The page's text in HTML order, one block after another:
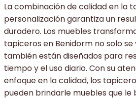
La combinación de calidad en la
personalización garantiza un
duradero. Los muebles
tapiceros en Benidorm no solo se
también están diseñados para
tiempo y el uso diario. Con su
enfoque en la calidad, los
pueden brindarle muebles que le